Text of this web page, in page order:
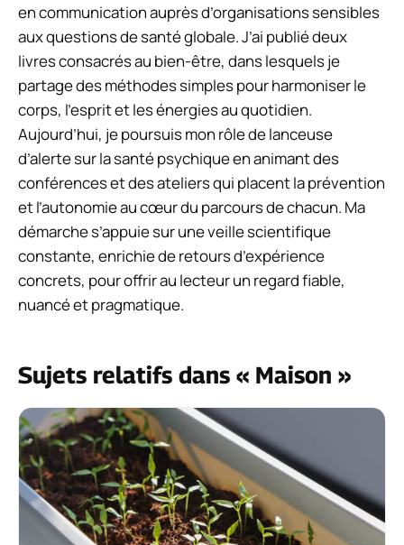
en communication auprès d’organisations sensibles
aux questions de santé globale. J’ai publié deux
livres consacrés au bien-être, dans lesquels je
partage des méthodes simples pour harmoniser le
corps, l’esprit et les énergies au quotidien.
Aujourd’hui, je poursuis mon rôle de lanceuse
d’alerte sur la santé psychique en animant des
conférences et des ateliers qui placent la prévention
et l’autonomie au cœur du parcours de chacun. Ma
démarche s’appuie sur une veille scientifique
constante, enrichie de retours d’expérience
concrets, pour offrir au lecteur un regard fiable,
nuancé et pragmatique.
Sujets relatifs dans « Maison »